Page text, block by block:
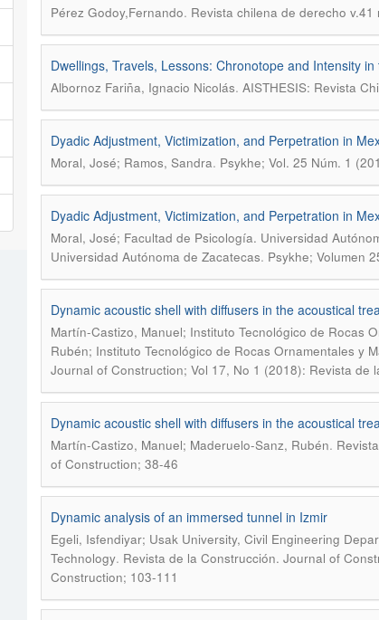
Pérez Godoy,Fernando. Revista chilena de derecho v.41
Dwellings, Travels, Lessons: Chronotope and Intensity in
Albornoz Fariña, Ignacio Nicolás. AISTHESIS: Revista
Dyadic Adjustment, Victimization, and Perpetration in
Moral, José; Ramos, Sandra. Psykhe; Vol. 25 Núm. 1
Dyadic Adjustment, Victimization, and Perpetration in
Moral, José; Facultad de Psicología. Universidad
Universidad Autónoma de Zacatecas. Psykhe; Volumen
Dynamic acoustic shell with diffusers in the acoustical
Martín-Castizo, Manuel; Instituto Tecnológico de Rocas
Rubén; Instituto Tecnológico de Rocas Ornamentales y
Journal of Construction; Vol 17, No 1 (2018): Revista
Dynamic acoustic shell with diffusers in the acoustical
Martín-Castizo, Manuel; Maderuelo-Sanz, Rubén.
of Construction; 38-46
Dynamic analysis of an immersed tunnel in Izmir
Egeli, Isfendiyar; Usak University, Civil Engineering
Technology. Revista de la Construcción. Journal of
Construction; 103-111